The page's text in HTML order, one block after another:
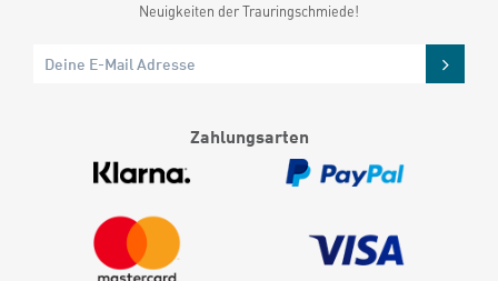
Neuigkeiten der Trauringschmiede!
Zahlungsarten